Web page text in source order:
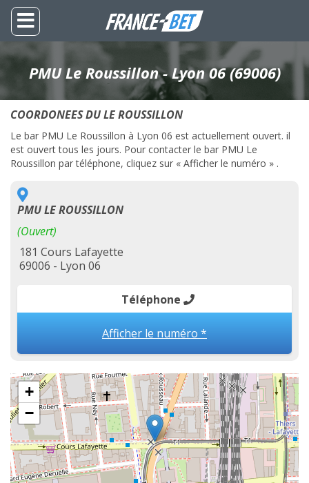
PMU Le Roussillon - Lyon 06 (69006)
COORDONEES DU LE ROUSSILLON
Le bar PMU Le Roussillon à Lyon 06 est actuellement ouvert. il
est ouvert tous les jours. Pour contacter le bar PMU Le
Roussillon par téléphone, cliquez sur « Afficher le numéro » .
PMU LE ROUSSILLON
(Ouvert)
181 Cours Lafayette
69006 - Lyon 06
Téléphone
Afficher le numéro *
+
−